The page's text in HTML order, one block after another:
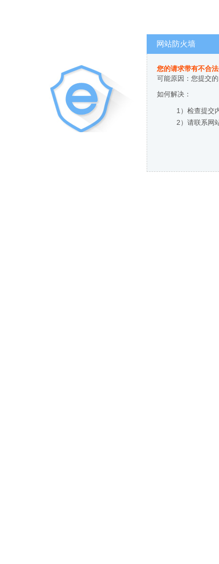
网站防火墙
您的请求带有不合
可能原因：您提交
如何解决：
1）检查提交
2）请联系网